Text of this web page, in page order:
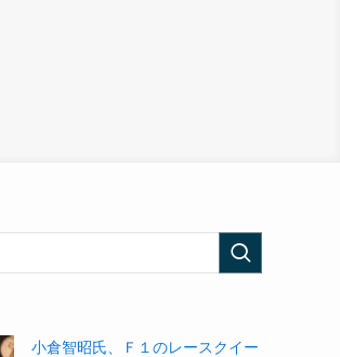
小倉智昭氏、Ｆ１のレースクイー